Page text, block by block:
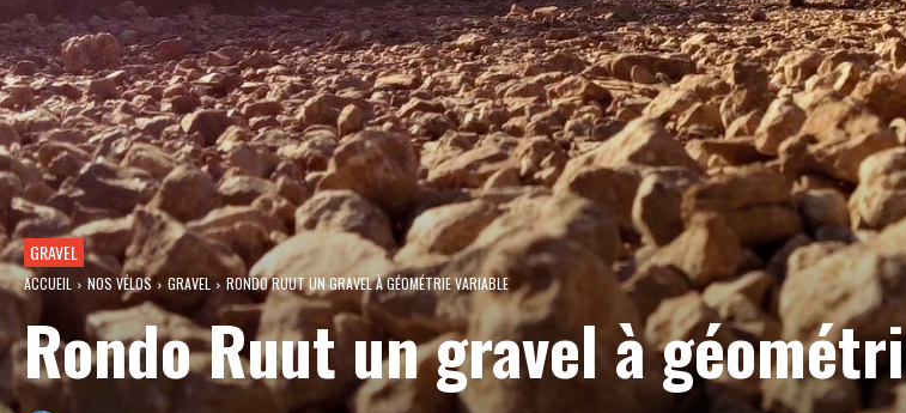
GRAVEL
ACCUEIL NOS VÉLOS GRAVEL RONDO RUUT UN GRAVEL À GÉOMÉTRIE VARIABLE
Rondo Ruut un gravel à